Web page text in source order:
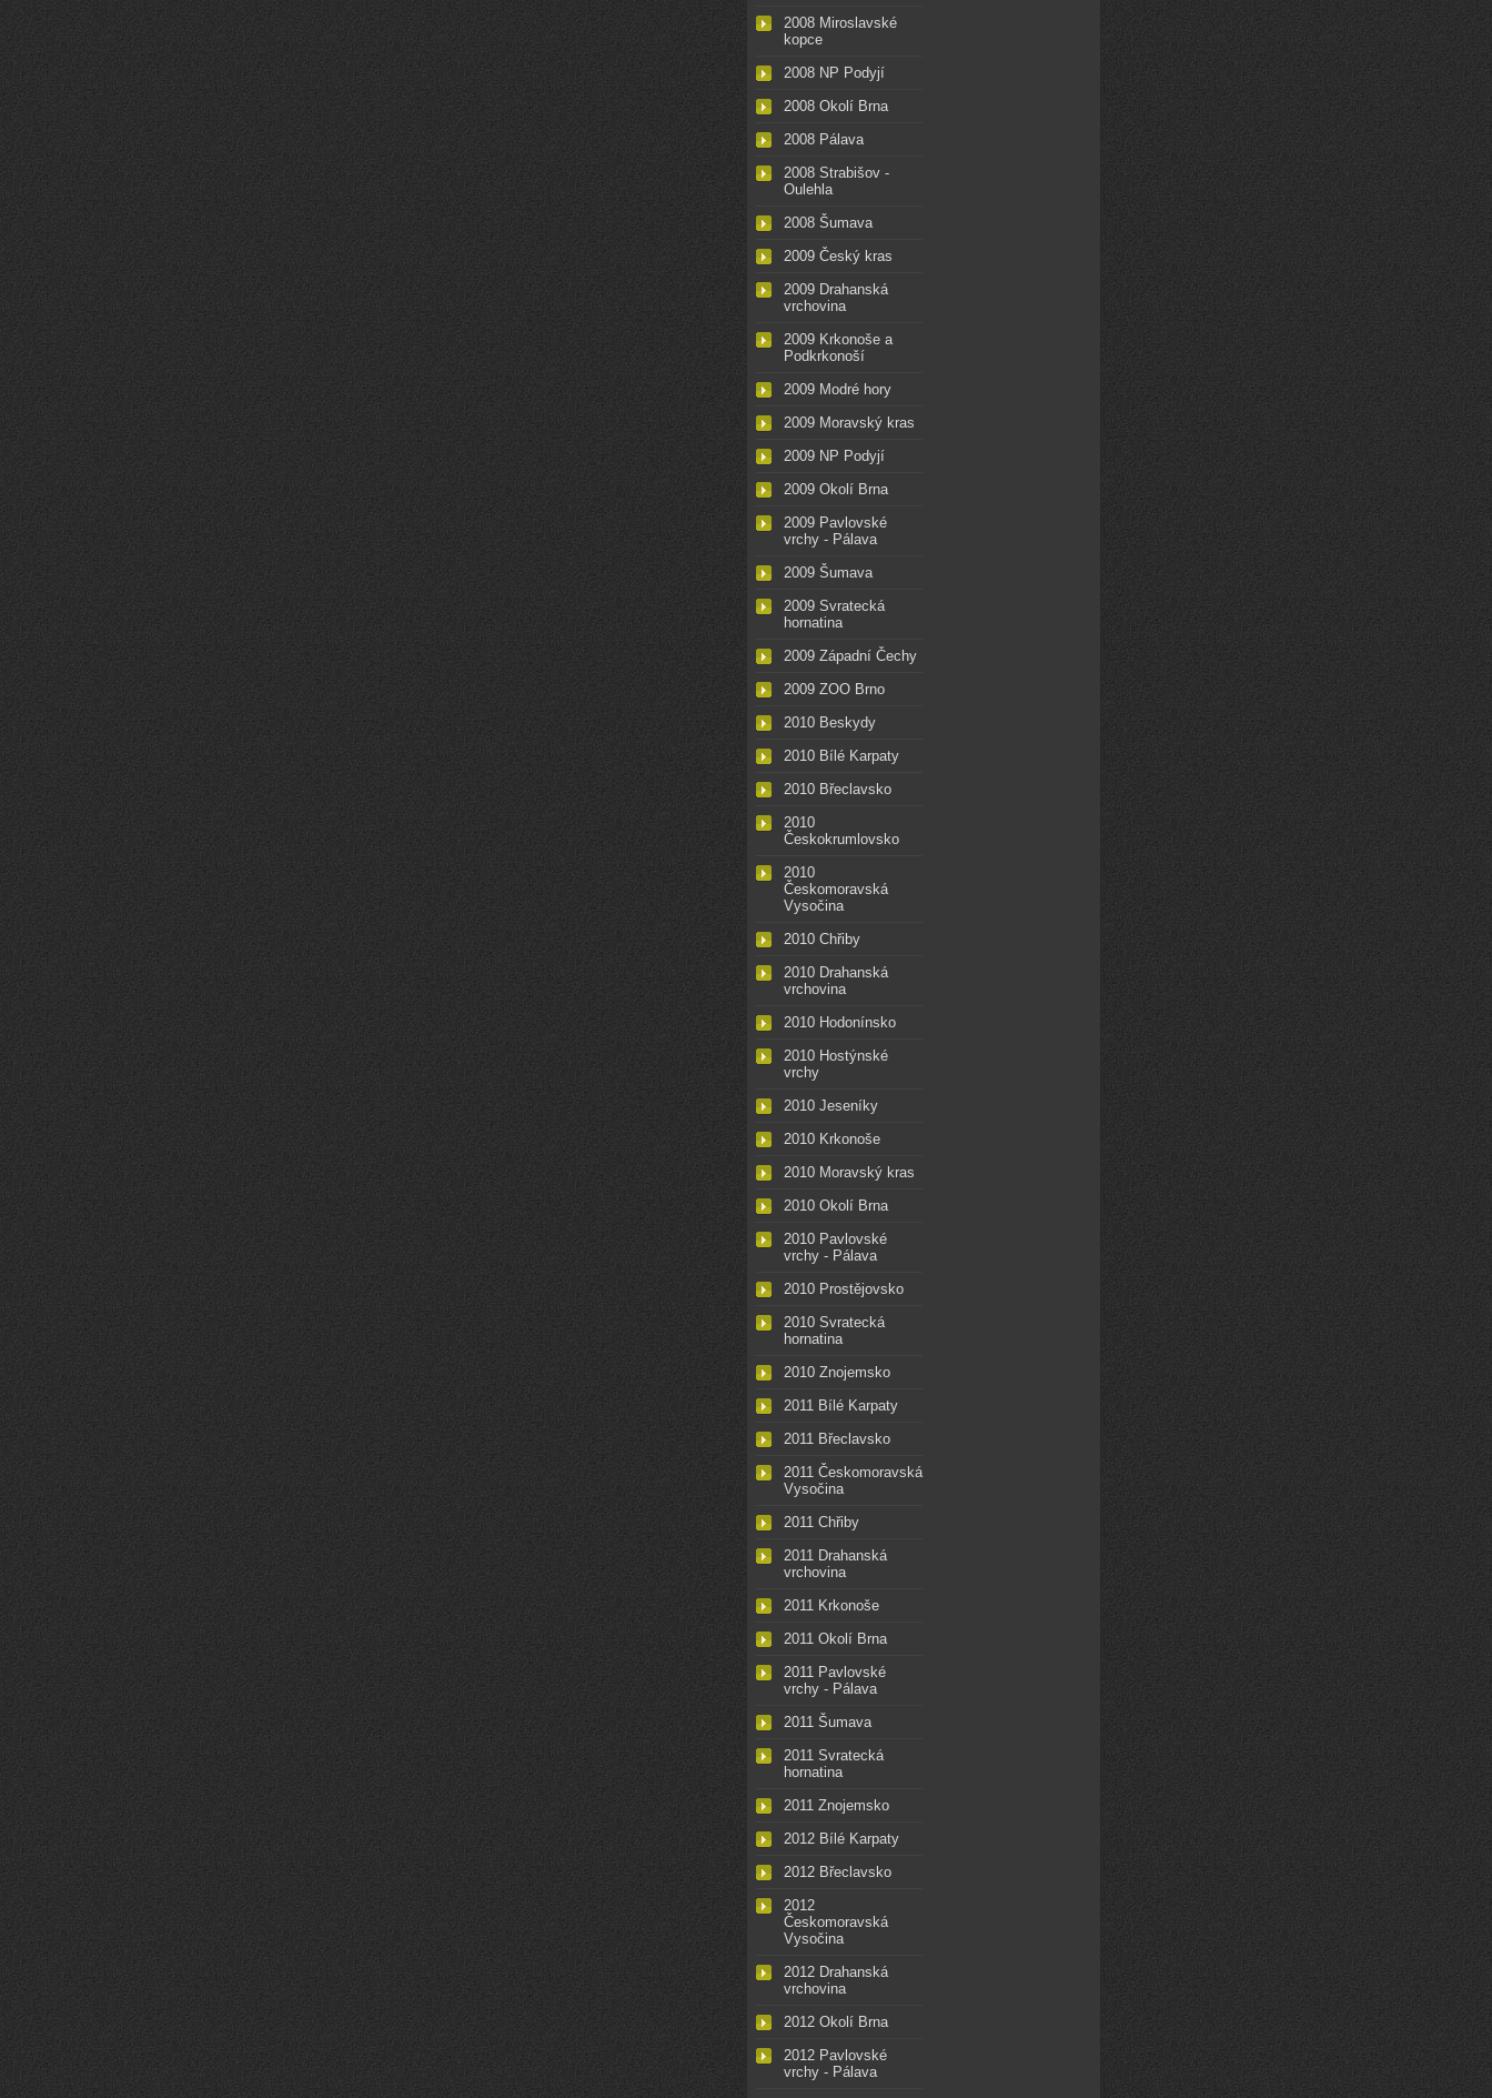
2008 Miroslavské
kopce
2008 NP Podyjí
2008 Okolí Brna
2008 Pálava
2008 Strabišov -
Oulehla
2008 Šumava
2009 Český kras
2009 Drahanská
vrchovina
2009 Krkonoše a
Podkrkonoší
2009 Modré hory
2009 Moravský kras
2009 NP Podyjí
2009 Okolí Brna
2009 Pavlovské
vrchy - Pálava
2009 Šumava
2009 Svratecká
hornatina
2009 Západní Čechy
2009 ZOO Brno
2010 Beskydy
2010 Bílé Karpaty
2010 Břeclavsko
2010
Českokrumlovsko
2010
Českomoravská
Vysočina
2010 Chřiby
2010 Drahanská
vrchovina
2010 Hodonínsko
2010 Hostýnské
vrchy
2010 Jeseníky
2010 Krkonoše
2010 Moravský kras
2010 Okolí Brna
2010 Pavlovské
vrchy - Pálava
2010 Prostějovsko
2010 Svratecká
hornatina
2010 Znojemsko
2011 Bílé Karpaty
2011 Břeclavsko
2011 Českomoravská
Vysočina
2011 Chřiby
2011 Drahanská
vrchovina
2011 Krkonoše
2011 Okolí Brna
2011 Pavlovské
vrchy - Pálava
2011 Šumava
2011 Svratecká
hornatina
2011 Znojemsko
2012 Bílé Karpaty
2012 Břeclavsko
2012
Českomoravská
Vysočina
2012 Drahanská
vrchovina
2012 Okolí Brna
2012 Pavlovské
vrchy - Pálava